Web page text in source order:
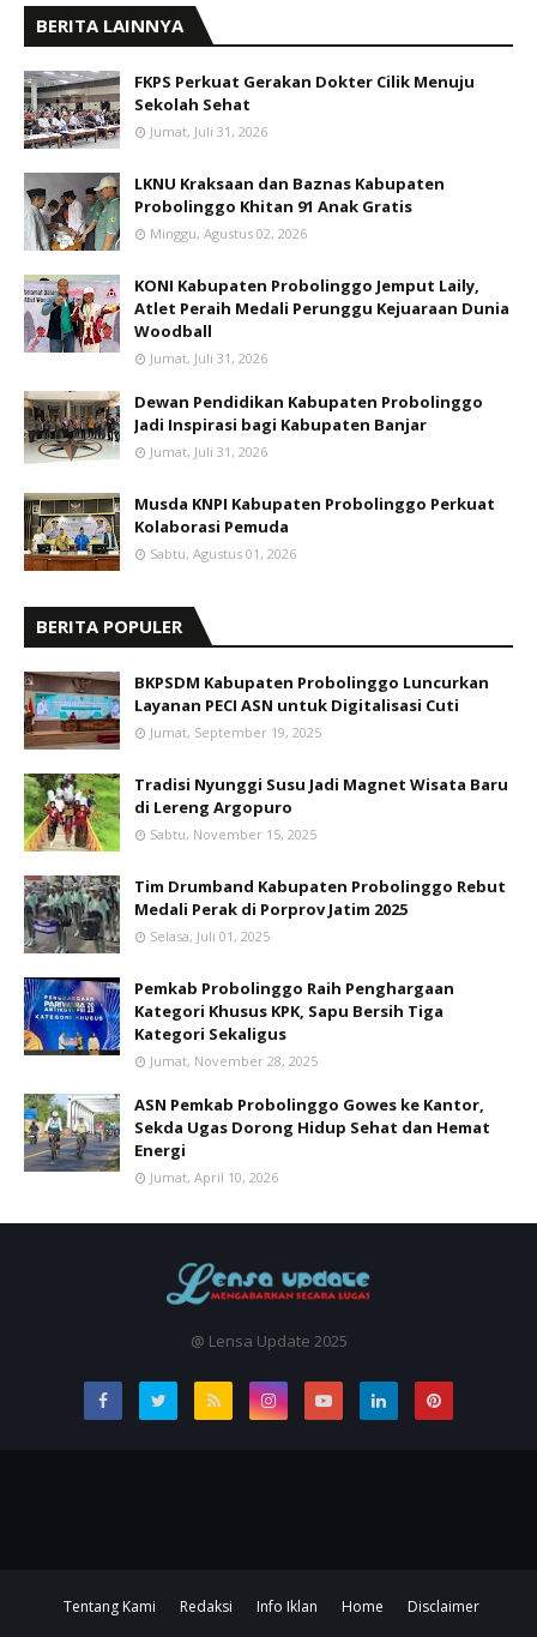
BERITA LAINNYA
FKPS Perkuat Gerakan Dokter Cilik Menuju
Sekolah Sehat
Jumat, Juli 31, 2026
LKNU Kraksaan dan Baznas Kabupaten
Probolinggo Khitan 91 Anak Gratis
Minggu, Agustus 02, 2026
KONI Kabupaten Probolinggo Jemput Laily,
Atlet Peraih Medali Perunggu Kejuaraan Dunia
Woodball
Jumat, Juli 31, 2026
Dewan Pendidikan Kabupaten Probolinggo
Jadi Inspirasi bagi Kabupaten Banjar
Jumat, Juli 31, 2026
Musda KNPI Kabupaten Probolinggo Perkuat
Kolaborasi Pemuda
Sabtu, Agustus 01, 2026
BERITA POPULER
BKPSDM Kabupaten Probolinggo Luncurkan
Layanan PECI ASN untuk Digitalisasi Cuti
Jumat, September 19, 2025
Tradisi Nyunggi Susu Jadi Magnet Wisata Baru
di Lereng Argopuro
Sabtu, November 15, 2025
Tim Drumband Kabupaten Probolinggo Rebut
Medali Perak di Porprov Jatim 2025
Selasa, Juli 01, 2025
Pemkab Probolinggo Raih Penghargaan
Kategori Khusus KPK, Sapu Bersih Tiga
Kategori Sekaligus
Jumat, November 28, 2025
ASN Pemkab Probolinggo Gowes ke Kantor,
Sekda Ugas Dorong Hidup Sehat dan Hemat
Energi
Jumat, April 10, 2026
@ Lensa Update 2025
Tentang Kami Redaksi Info Iklan Home
Disclaimer